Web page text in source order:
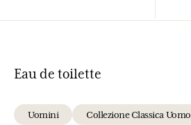
Eau de toilette
Uomini Collezione Classica Uomo